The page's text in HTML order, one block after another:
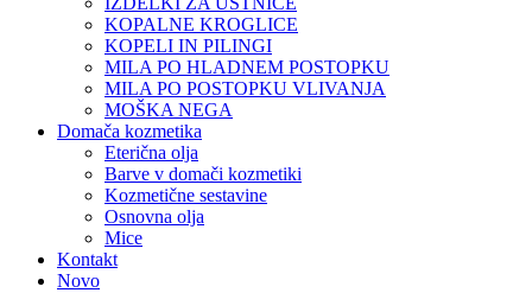
KOPALNE KROGLICE
KOPELI IN PILINGI
MILA PO HLADNEM POSTOPKU
MILA PO POSTOPKU VLIVANJA
MOŠKA NEGA
Domača kozmetika
Eterična olja
Barve v domači kozmetiki
Kozmetične sestavine
Osnovna olja
Mice
Kontakt
Novo